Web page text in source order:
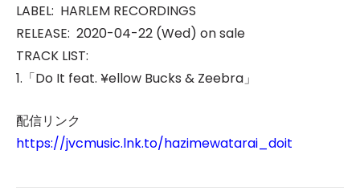
LABEL: HARLEM RECORDINGS
RELEASE: 2020-04-22 (Wed) on sale
TRACK LIST:
1.「Do It feat. ¥ellow Bucks & Zeebra」
配信リンク
https://jvcmusic.lnk.to/hazimewatarai_doit